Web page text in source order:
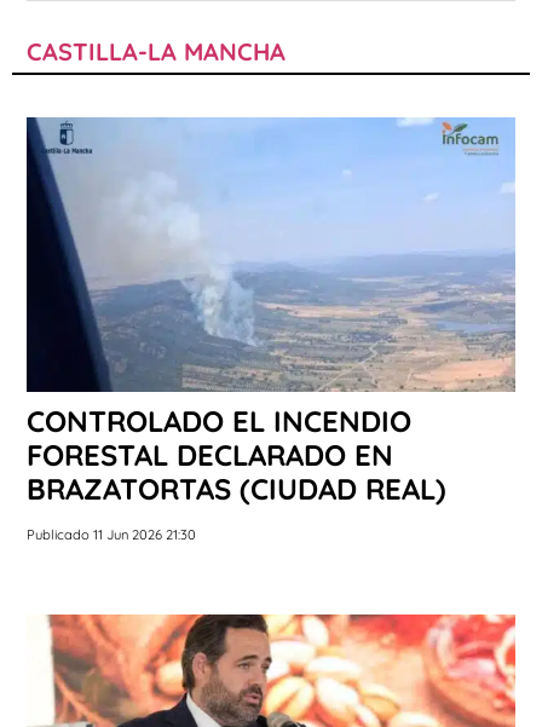
CASTILLA-LA MANCHA
CONTROLADO EL INCENDIO
FORESTAL DECLARADO EN
BRAZATORTAS (CIUDAD REAL)
Publicado 11 Jun 2026 21:30